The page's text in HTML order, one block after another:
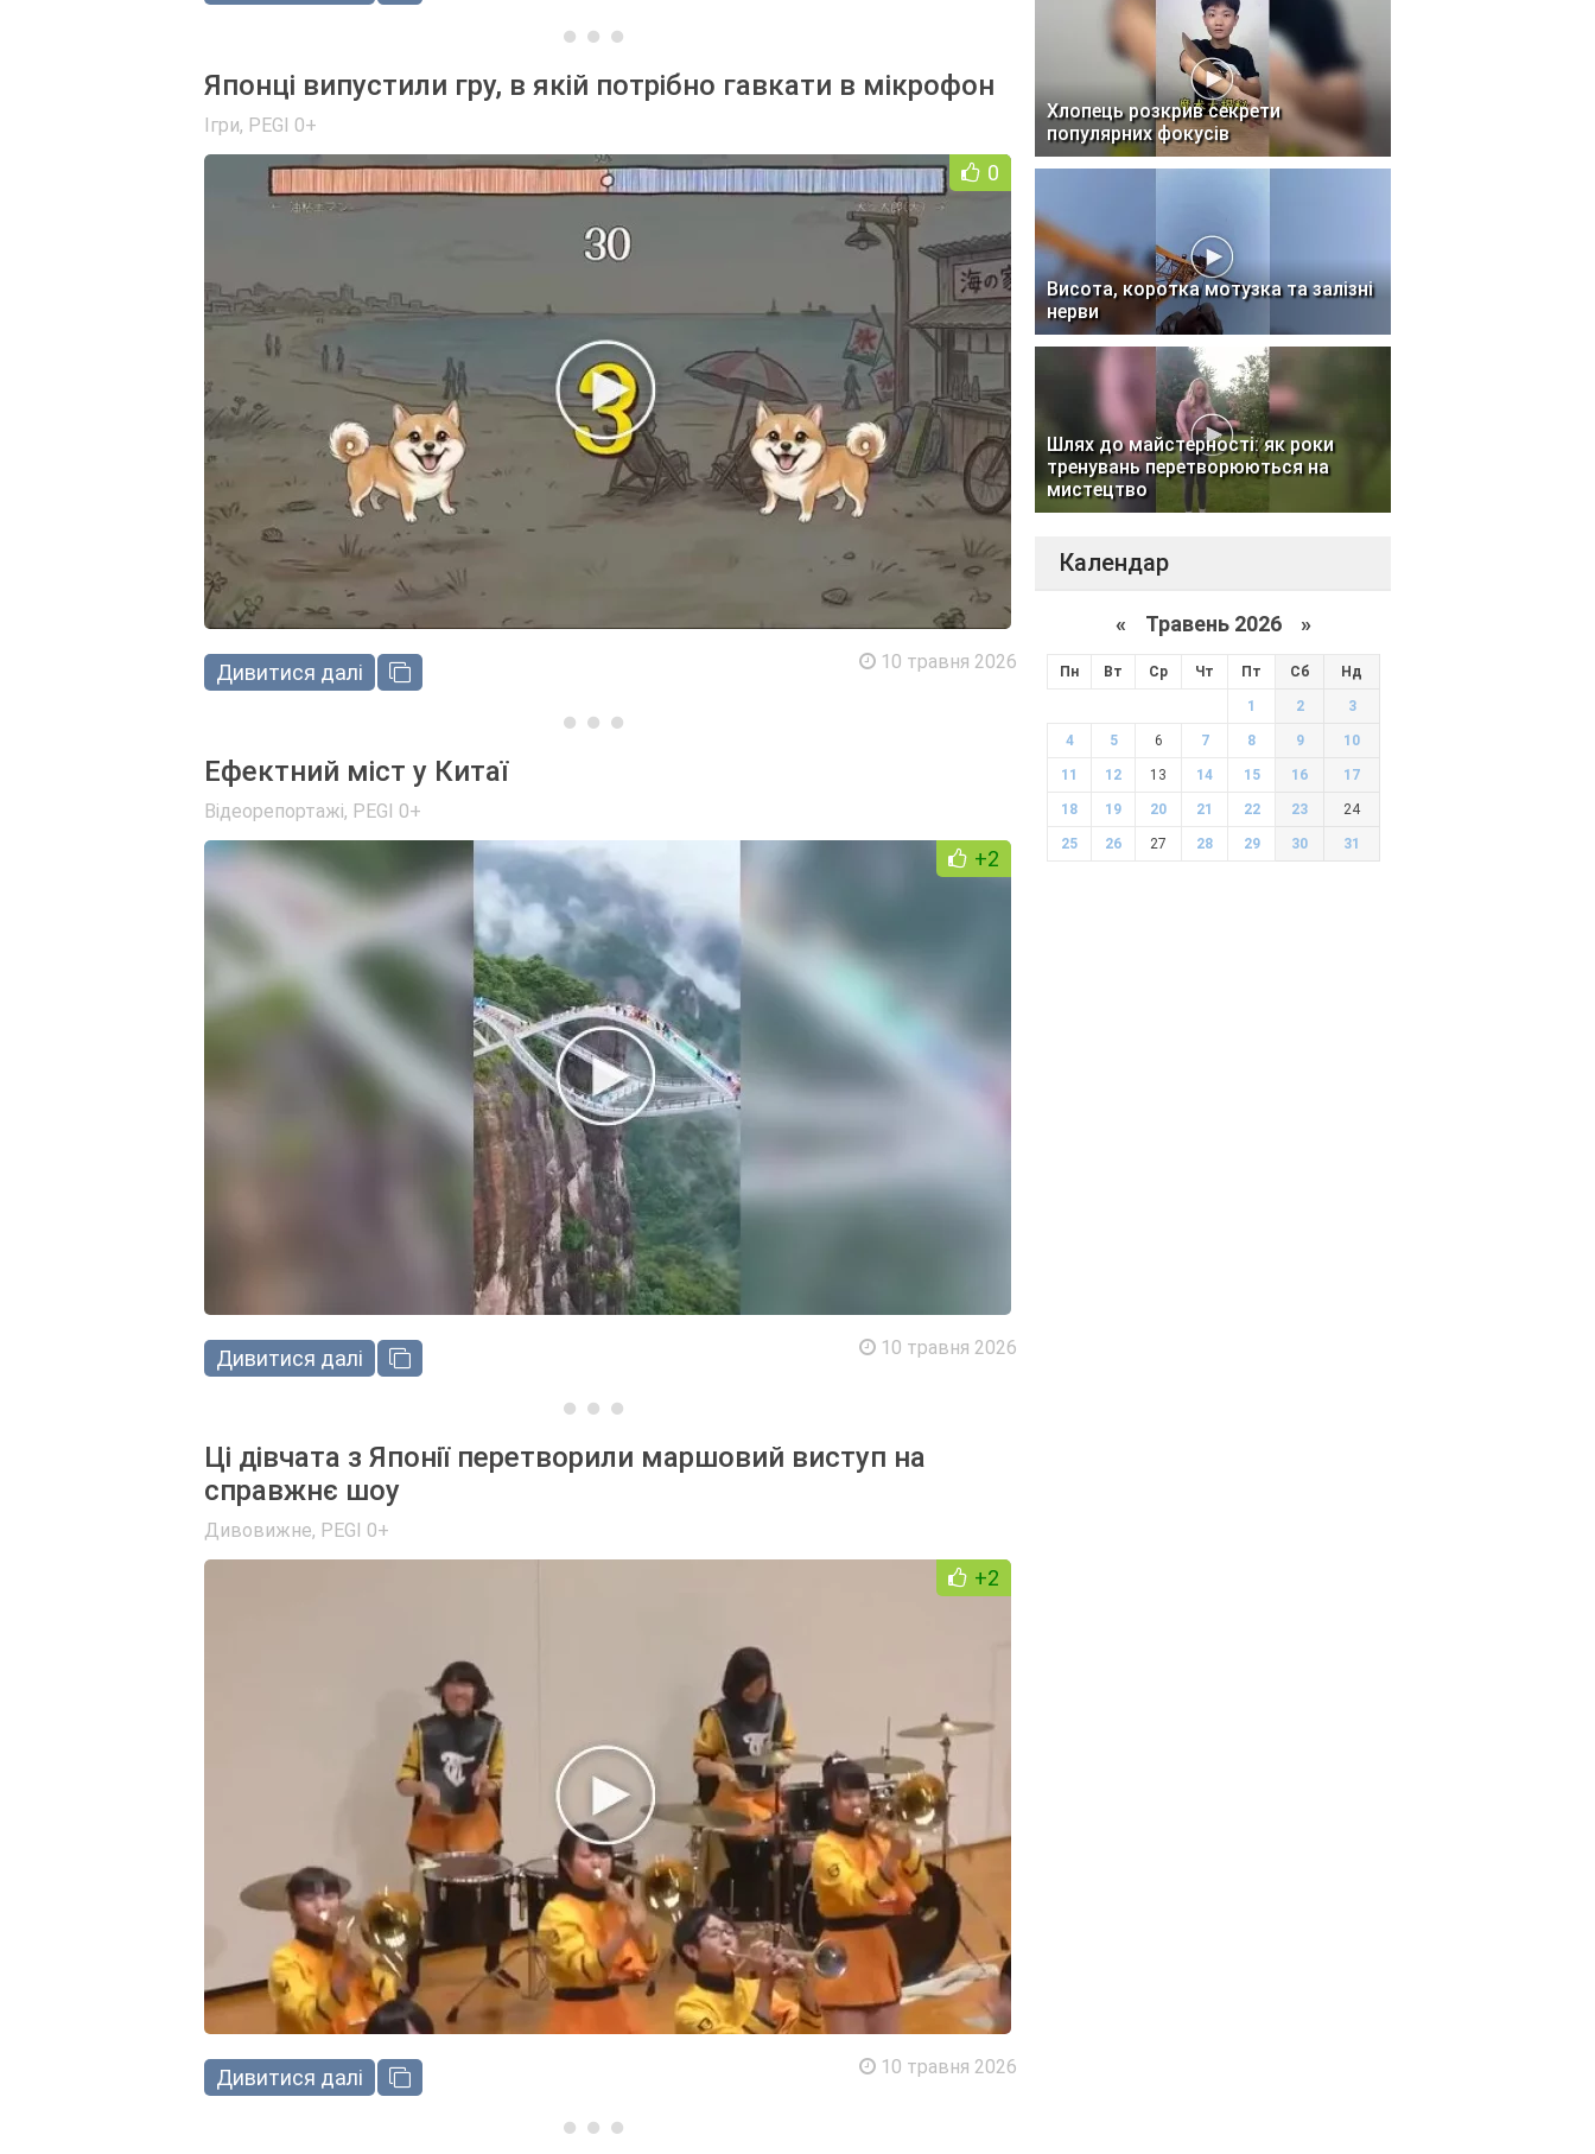
Японці випустили гру, в якій потрібно гавкати в мікрофон
Ігри, PEGI 0+
0
Дивитися далі 10 травня 2026
Ефектний міст у Китаї
Відеорепортажі, PEGI 0+
+2
Дивитися далі 10 травня 2026
Ці дівчата з Японії перетворили маршовий виступ на
справжнє шоу
Дивовижне, PEGI 0+
+2
Дивитися далі 10 травня 2026
Хлопець розкрив секрети
популярних фокусів
Висота, коротка мотузка та залізні
нерви
Шлях до майстерності: як роки
тренувань перетворюються на
мистецтво
Календар
« Травень 2026 »
Пн Вт Ср Чт Пт Сб Нд
1 2 3
4 5 6 7 8 9 10
11 12 13 14 15 16 17
18 19 20 21 22 23 24
25 26 27 28 29 30 31